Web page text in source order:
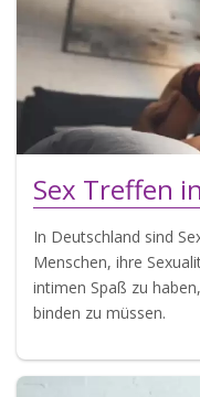
Sex Treffen
In Deutschland sind
Menschen, ihre
intimen Spaß zu
binden zu müssen.